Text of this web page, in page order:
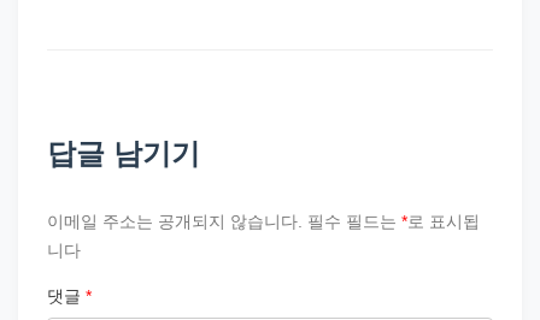
답글 남기기
이메일 주소는 공개되지 않습니다. 필수 필드는 *로 표시됩
니다
댓글 *